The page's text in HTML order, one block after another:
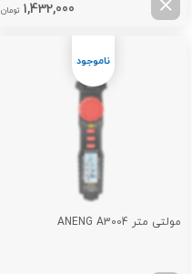
1,432,000 تومان
مولتی متر ANENG A3004